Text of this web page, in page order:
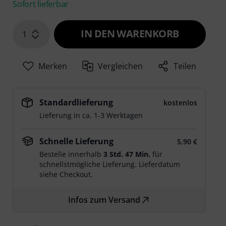
Sofort lieferbar
1 IN DEN WARENKORB
Merken Vergleichen Teilen
Standardlieferung
kostenlos
Lieferung in ca. 1-3 Werktagen
Schnelle Lieferung
5,90 €
Bestelle innerhalb3 Std. 47 Min. für
schnellstmögliche Lieferung. Lieferdatum
siehe Checkout.
Infos zum Versand